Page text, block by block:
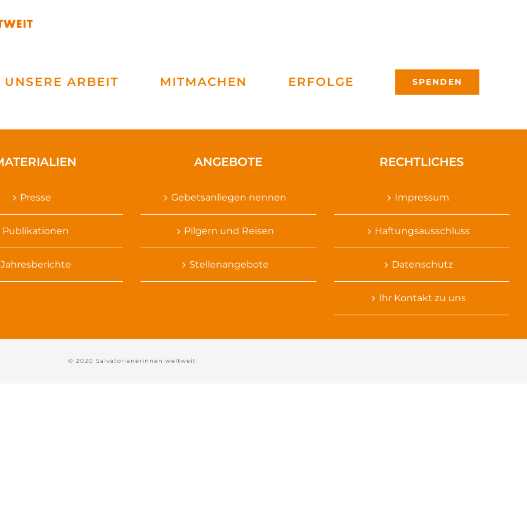
UNSERE ARBEIT MITMACHEN ERFOLGE SPENDEN
Presse
Publikationen
Jahresberichte
ANGEBOTE
Gebetsanliegen nennen
Pilgern und Reisen
Stellenangebote
RECHTLICHES
Impressum
Haftungsausschluss
Datenschutz
Ihr Kontakt zu uns
© 2020 Salvatorianerinnen weltweit